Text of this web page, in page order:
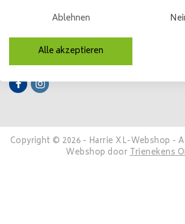
Folge uns
Copyright © 2026 - Harrie XL-Webshop -
Webshop doorTrienekens
Ablehnen
Alle akzeptieren